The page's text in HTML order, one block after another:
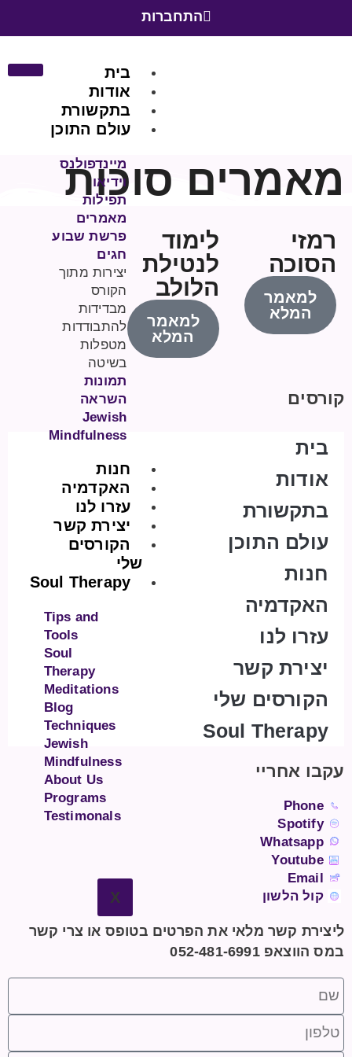
התחברות
בית
אודות
בתקשורת
עולם התוכן
מיינדפולנס
וידיאו
תפילות
מאמרים
פרשת שבוע
חגים
יצירות מתוך
הקורס
מבדידות
להתבודדות
מטפלות
בשיטה
תמונות
השראה
Jewish
Mindfulness
חנות
האקדמיה
עזרו לנו
יצירת קשר
הקורסים
שלי
Soul Therapy
Tips and
Tools
Soul
Therapy
Meditations
Blog
Techniques
Jewish
Mindfulness
About Us
Programs
Testimonals
X
מאמרים סוכות
רמזי
הסוכה
למאמר
המלא
לימוד
לנטילת
הלולב
למאמר
המלא
קורסים
בית
אודות
בתקשורת
עולם התוכן
חנות
האקדמיה
עזרו לנו
יצירת קשר
הקורסים שלי
Soul Therapy
עקבו אחריי
Phone
Spotify
Whatsapp
Youtube
Email
קול הלשון
ליצירת קשר מלאי את הפרטים בטופס או צרי קשר
במס הווצאפ 052-481-6991